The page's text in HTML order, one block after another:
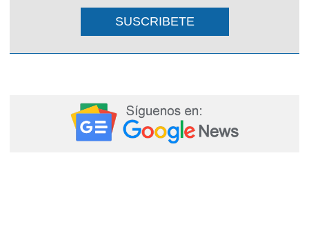
SUSCRIBETE